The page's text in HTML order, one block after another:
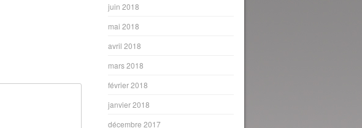
juin 2018
mai 2018
avril 2018
mars 2018
février 2018
janvier 2018
décembre 2017